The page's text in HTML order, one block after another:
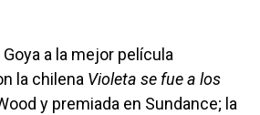
a la mejor película
la chilena Violeta se fue a los
y premiada en Sundance; la